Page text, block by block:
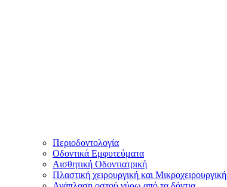
Περιοδοντολογία
Οδοντικά Εμφυτεύματα
Αισθητική Οδοντιατρική
Πλαστική χειρουργική και Μικροχειρουργική